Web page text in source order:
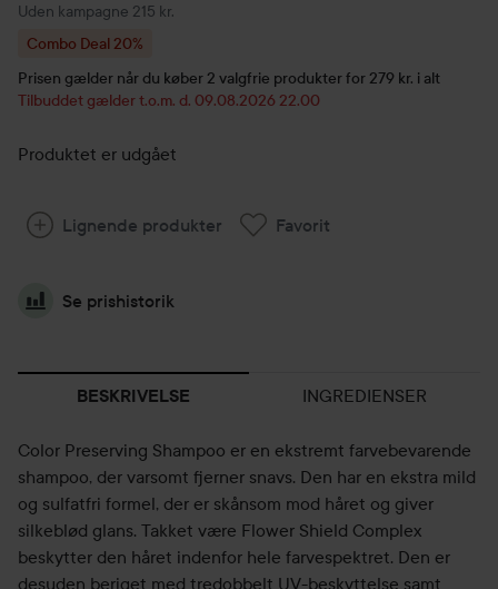
Uden kampagne 215 kr.
Combo Deal 20%
Prisen gælder når du køber 2 valgfrie produkter for 279 kr. i alt
Tilbuddet gælder t.o.m. d. 09.08.2026 22.00
Produktet er udgået
Lignende produkter Favorit
Se prishistorik
BESKRIVELSE INGREDIENSER
Color Preserving Shampoo er en ekstremt farvebevarende
shampoo, der varsomt fjerner snavs. Den har en ekstra mild
og sulfatfri formel, der er skånsom mod håret og giver
silkeblød glans. Takket være Flower Shield Complex
beskytter den håret indenfor hele farvespektret. Den er
desuden beriget med tredobbelt UV-beskyttelse samt